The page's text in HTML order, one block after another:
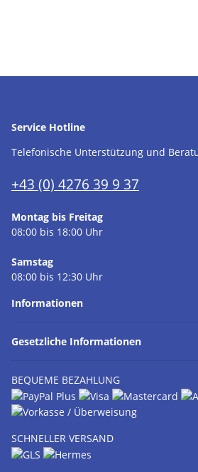
Service Hotline
Telefonische Unterstützung und
+43 (0) 4276 39 9 37
Montag bis Freitag
08:00 bis 18:00 Uhr
Samstag
08:00 bis 12:30 Uhr
Informationen
Gesetzliche Informationen
BEQUEME BEZAHLUNG
SCHNELLER VERSAND